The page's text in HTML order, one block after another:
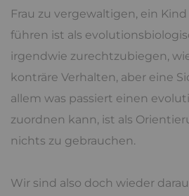
Frau zu vergewaltigen, ein
führen ist als
irgendwie zurechtzubiegen,
konträre Verhalten, aber eine
allem was passiert einen
zuordnen kann, ist als
nichts zu gebrauchen.
Wir sind also doch wieder